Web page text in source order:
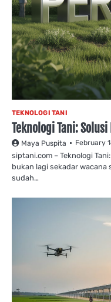
TEKNOLOGI TANI
Teknologi Tani:
Maya Puspita February
siptani.com – Teknologi
bukan lagi sekadar wacana
sudah…